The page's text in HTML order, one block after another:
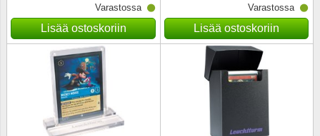
Varastossa
Lisää ostoskoriin
Varastossa
Lisää ostoskoriin